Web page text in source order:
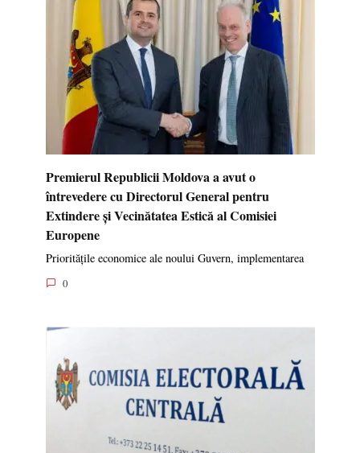
Premierul Republicii Moldova a avut o
întrevedere cu Directorul General pentru
Extindere și Vecinătatea Estică al Comisiei
Europene
Prioritățile economice ale noului Guvern, implementarea
0